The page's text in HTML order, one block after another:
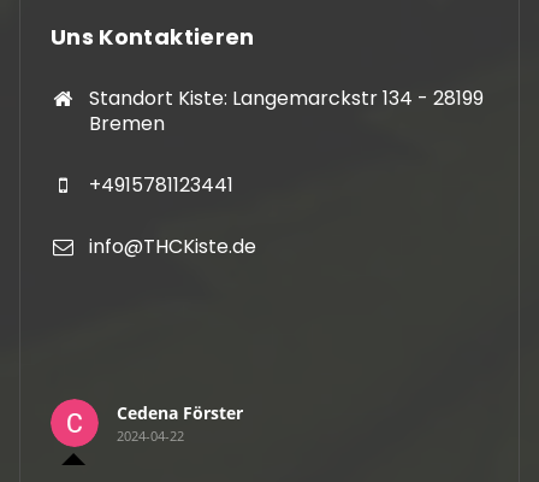
Uns Kontaktieren
Standort Kiste: Langemarckstr 134 - 28199
Bremen
+4915781123441
info@THCKiste.de
Cedena Förster
2024-04-22